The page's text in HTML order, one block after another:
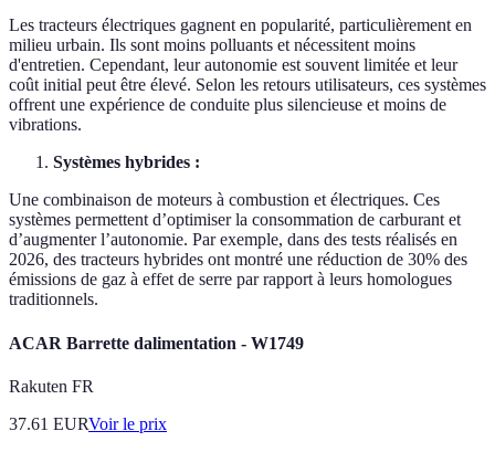
Les tracteurs électriques gagnent en popularité, particulièrement en
milieu urbain. Ils sont moins polluants et nécessitent moins
d'entretien. Cependant, leur autonomie est souvent limitée et leur
coût initial peut être élevé. Selon les retours utilisateurs, ces systèmes
offrent une expérience de conduite plus silencieuse et moins de
vibrations.
Systèmes hybrides :
Une combinaison de moteurs à combustion et électriques. Ces
systèmes permettent d’optimiser la consommation de carburant et
d’augmenter l’autonomie. Par exemple, dans des tests réalisés en
2026, des tracteurs hybrides ont montré une réduction de 30% des
émissions de gaz à effet de serre par rapport à leurs homologues
traditionnels.
ACAR Barrette dalimentation - W1749
Rakuten FR
37.61 EURVoir le prix